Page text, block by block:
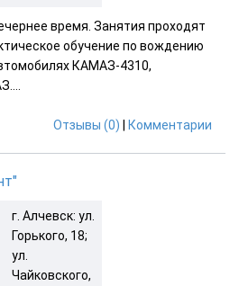
время. Занятия проходят
обучение по вождению
КАМАЗ-4310,
Отзывы (0) Комментарии
г. Алчевск: ул.
Горького, 18;
ул.
Чайковского,